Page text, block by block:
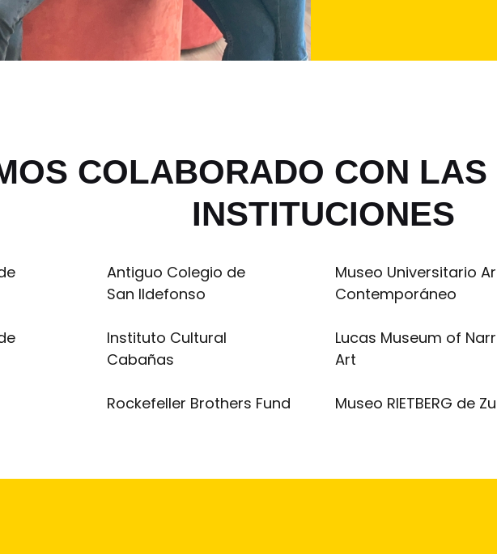
COLABORADO CON LAS
INSTITUCIONES
Antiguo Colegio de
San Ildefonso
Instituto Cultural
Cabañas
Rockefeller Brothers Fund
Museo Universitario
Contemporáneo
Lucas Museum of
Art
Museo RIETBERG de